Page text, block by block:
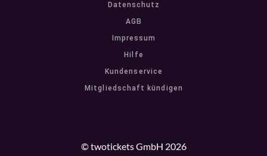
Datenschutz
AGB
Impressum
Hilfe
Kundenservice
Mitgliedschaft kündigen
© twotickets GmbH 2026